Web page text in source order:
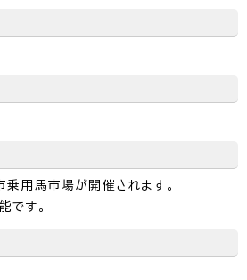
乗用馬市場が開催されます。
です。